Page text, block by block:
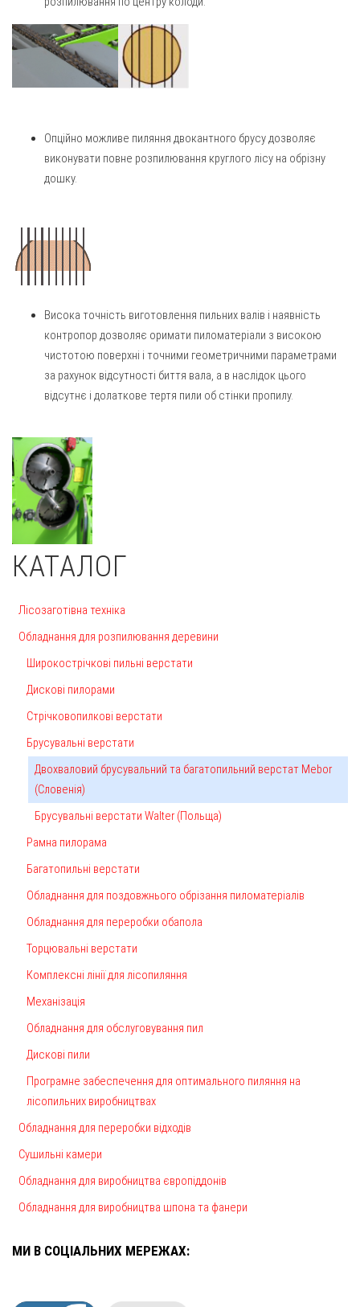
Опційно можливе пиляння двокантного брусу дозволяє
виконувати повне розпилювання круглого лісу на обрізну
дошку.
Висока точність виготовлення пильних валів і наявність
контропор дозволяє оримати пиломатеріали з високою
чистотою поверхні і точними геометричними параметрами
за рахунок відсутності биття вала, а в наслідок цього
відсутнє і долаткове тертя пили об стінки пропилу.
КАТАЛОГ
Лісозаготівна техніка
Обладнання для розпилювання деревини
Широкострічкові пильні верстати
Дискові пилорами
Стрічковопилкові верстати
Брусувальні верстати
Двохваловий брусувальний та багатопильний верстат Mebor
(Словенія)
Брусувальні верстати Walter (Польща)
Рамна пилорама
Багатопильні верстати
Обладнання для поздовжнього обрізання пиломатеріалів
Обладнання для переробки обапола
Торцювальні верстати
Комплексні лінії для лісопиляння
Механізація
Обладнання для обслуговування пил
Дискові пили
Програмне забеспечення для оптимального пиляння на
лісопильних виробництвах
Обладнання для переробки відходів
Сушильні камери
Обладнання для виробництва європіддонів
Обладнання для виробництва шпона та фанери
МИ В СОЦІАЛЬНИХ МЕРЕЖАХ: